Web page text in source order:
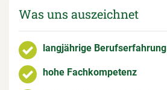
Was uns auszeichnet
langjährige Berufserfahrung
hohe Fachkompetenz